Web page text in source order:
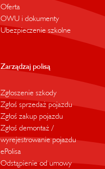
Oferta
OWU i dokumenty
Ubezpieczenie szkolne
Zarządzaj polisą
Zgłoszenie szkody
Zgłoś sprzedaż pojazdu
Zgłoś zakup pojazdu
Zgłoś demontaż /
wyrejestrowanie pojazdu
ePolisa
Odstąpienie od umowy